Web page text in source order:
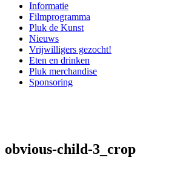
Informatie
Filmprogramma
Pluk de Kunst
Nieuws
Vrijwilligers gezocht!
Eten en drinken
Pluk merchandise
Sponsoring
obvious-child-3_crop